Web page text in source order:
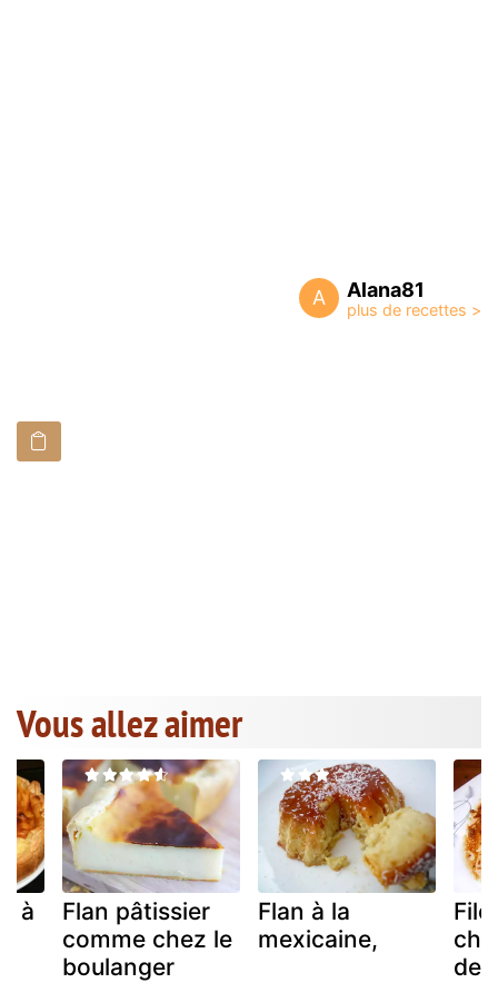
A Alana81
Vous allez aimer
à
Flan pâtissier
comme chez le
boulanger
Flan à la
mexicaine,
de